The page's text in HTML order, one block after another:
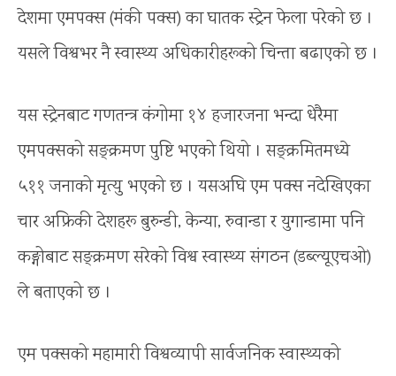
देशमा एमपक्स (मंकी पक्स) का घातक स्ट्रेन फेला परेको छ ।
यसले विश्वभर नै स्वास्थ्य अधिकारीहरूको चिन्ता बढाएको छ ।
यस स्ट्रेनबाट गणतन्त्र कंगोमा १४ हजारजना भन्दा धेरैमा
एमपक्सको सङ्क्रमण पुष्टि भएको थियो । सङ्क्रमितमध्ये
५११ जनाको मृत्यु भएको छ । यसअघि एम पक्स नदेखिएका
चार अफ्रिकी देशहरू बुरुन्डी, केन्या, रुवान्डा र युगान्डामा पनि
कङ्गोबाट सङ्क्रमण सरेको विश्व स्वास्थ्य संगठन (डब्ल्यूएचओ)
ले बताएको छ ।
एम पक्सको महामारी विश्वव्यापी सार्वजनिक स्वास्थ्यको